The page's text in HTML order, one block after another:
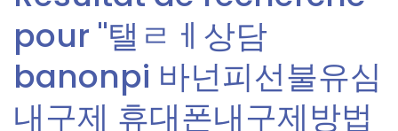
pour "탤ㄹㅔ상담
banonpi 바넌피선불유심
내구제 휴대폰내구제방법